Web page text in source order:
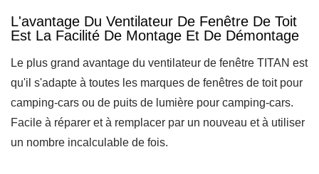
L'avantage Du Ventilateur De Fenêtre De Toit
Est La Facilité De Montage Et De Démontage
Le plus grand avantage du ventilateur de fenêtre TITAN est
qu'il s'adapte à toutes les marques de fenêtres de toit pour
camping-cars ou de puits de lumière pour camping-cars.
Facile à réparer et à remplacer par un nouveau et à utiliser
un nombre incalculable de fois.